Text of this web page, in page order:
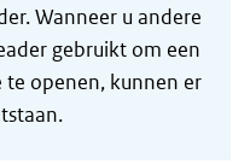
Wanneer u andere
gebruikt om een
openen, kunnen er